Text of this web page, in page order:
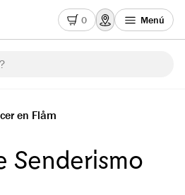
0 Menú
en Flåm
Senderismo